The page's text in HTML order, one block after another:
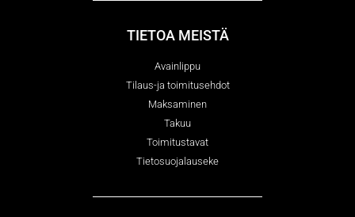
TIETOA MEISTÄ
Avainlippu
Tilaus-ja toimitusehdot
Maksaminen
Takuu
Toimitustavat
Tietosuojalauseke